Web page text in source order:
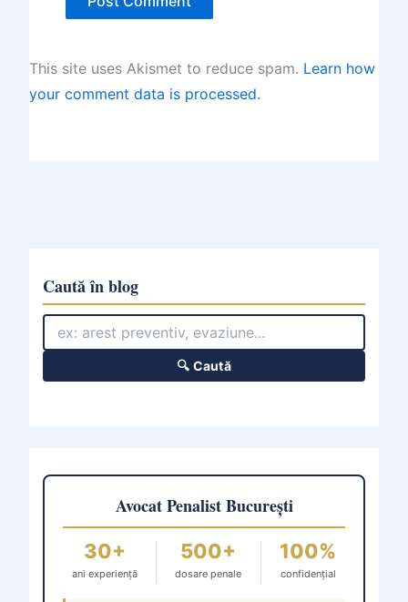
This site uses Akismet to reduce spam. Learn how
your comment data is processed.
Caută în blog
🔍 Caută
Avocat Penalist București
30+
ani experiență
500+
dosare penale
100%
confidențial